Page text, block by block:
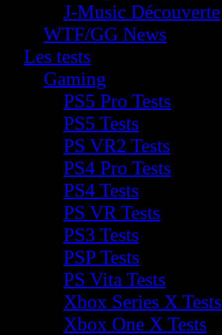
J-Music Découverte
WTF/GG News
Les tests
Gaming
PS5 Pro Tests
PS5 Tests
PS VR2 Tests
PS4 Pro Tests
PS4 Tests
PS VR Tests
PS3 Tests
PSP Tests
PS Vita Tests
Xbox Series X Tests
Xbox One X Tests